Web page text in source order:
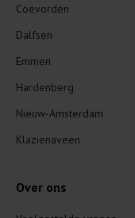
Coevorden
Dalfsen
Emmen
Hardenberg
Nieuw-Amsterdam
Klazienaveen
Over ons